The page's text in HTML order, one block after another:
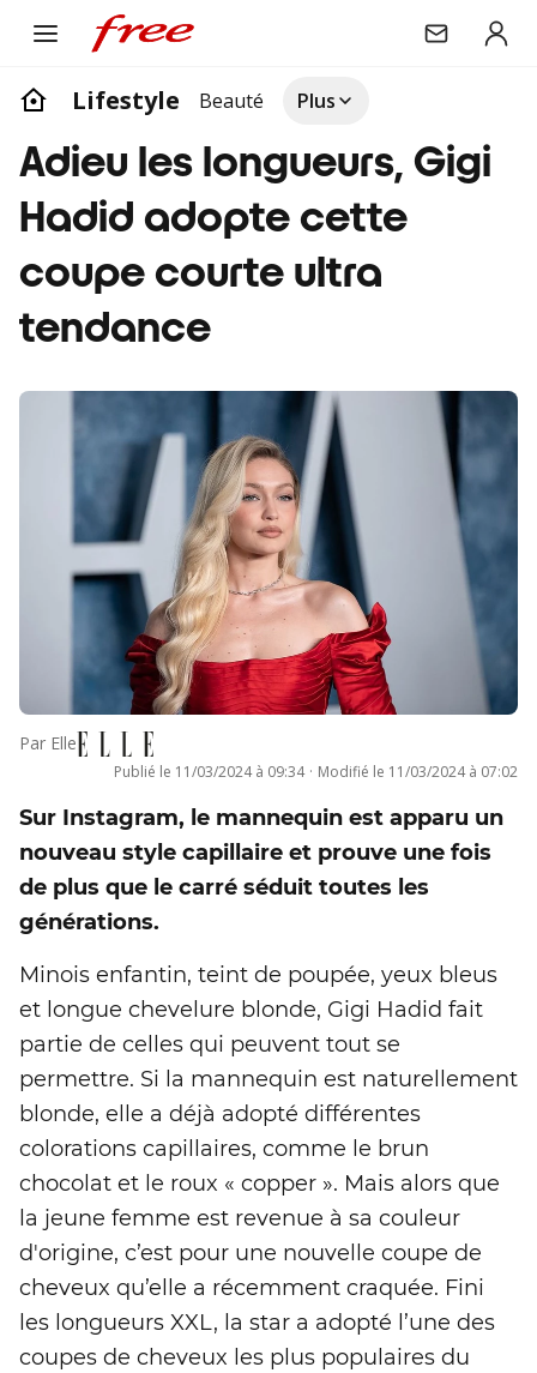
Lifestyle Beauté Plus
Adieu les longueurs, Gigi
Hadid adopte cette
coupe courte ultra
tendance
Par Elle
Publié le 11/03/2024 à 09:34 · Modifié le 11/03/2024 à 07:02
Sur Instagram, le mannequin est apparu un
nouveau style capillaire et prouve une fois
de plus que le carré séduit toutes les
générations.
Minois enfantin, teint de poupée, yeux bleus
et longue chevelure blonde, Gigi Hadid fait
partie de celles qui peuvent tout se
permettre. Si la mannequin est naturellement
blonde, elle a déjà adopté différentes
colorations capillaires, comme le brun
chocolat et le roux « copper ». Mais alors que
la jeune femme est revenue à sa couleur
d'origine, c’est pour une nouvelle coupe de
cheveux qu’elle a récemment craquée. Fini
les longueurs XXL, la star a adopté l’une des
coupes de cheveux les plus populaires du